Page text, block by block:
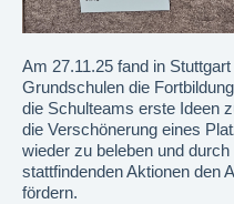
Am 27.11.25 fand in
Grundschulen die
die Schulteams erste Ideen
die Verschönerung eines
wieder zu beleben und
stattfindenden Aktionen den
fördern.